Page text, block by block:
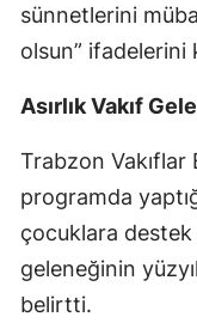
sünnetlerini
olsun” ifadelerini
Asırlık Vakıf
Trabzon Vakıflar
programda
çocuklara destek
geleneğinin
belirtti.